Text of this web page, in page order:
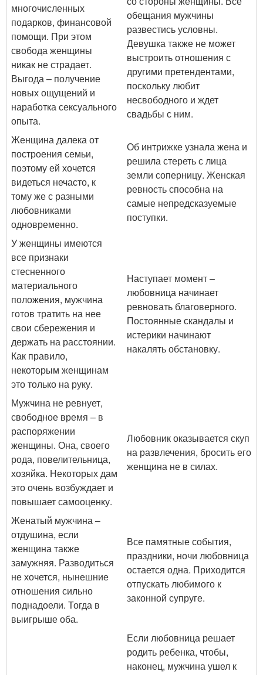
многочисленных
подарков, финансовой
помощи. При этом
свобода женщины
никак не страдает.
Выгода – получение
новых ощущений и
наработка сексуального
опыта.
обещания мужчины
развестись условны.
Девушка также не может
выстроить отношения с
другими претендентами,
поскольку любит
несвободного и ждет
свадьбы с ним.
Женщина далека от
построения семьи,
поэтому ей хочется
видеться нечасто, к
тому же с разными
любовниками
одновременно.
Об интрижке узнала жена и
решила стереть с лица
земли соперницу. Женская
ревность способна на
самые непредсказуемые
поступки.
У женщины имеются
все признаки
стесненного
материального
положения, мужчина
готов тратить на нее
свои сбережения и
держать на расстоянии.
Как правило,
некоторым женщинам
это только на руку.
Наступает момент –
любовница начинает
ревновать благоверного.
Постоянные скандалы и
истерики начинают
накалять обстановку.
Мужчина не ревнует,
свободное время – в
распоряжении
женщины. Она, своего
рода, повелительница,
хозяйка. Некоторых дам
это очень возбуждает и
повышает самооценку.
Любовник оказывается скуп
на развлечения, бросить его
женщина не в силах.
Женатый мужчина –
отдушина, если
женщина также
замужняя. Разводиться
не хочется, нынешние
отношения сильно
поднадоели. Тогда в
выигрыше оба.
Все памятные события,
праздники, ночи любовница
остается одна. Приходится
отпускать любимого к
законной супруге.
Если любовница решает
родить ребенка, чтобы,
наконец, мужчина ушел к